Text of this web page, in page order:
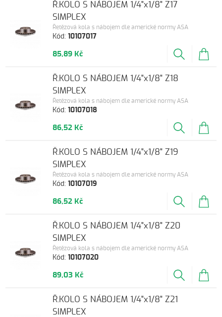
Kód:10107017
Řetězová kola s nábojem dle americké normy ASA
Ř.KOLO S NÁBOJEM 1/4"x1/8" Z17
SIMPLEX
85,89 Kč
Kód:10107018
Řetězová kola s nábojem dle americké normy ASA
Ř.KOLO S NÁBOJEM 1/4"x1/8" Z18
SIMPLEX
86,52 Kč
Kód:10107019
Řetězová kola s nábojem dle americké normy ASA
Ř.KOLO S NÁBOJEM 1/4"x1/8" Z19
SIMPLEX
86,52 Kč
Kód:10107020
Řetězová kola s nábojem dle americké normy ASA
Ř.KOLO S NÁBOJEM 1/4"x1/8" Z20
SIMPLEX
89,03 Kč
Ř.KOLO S NÁBOJEM 1/4"x1/8" Z21
SIMPLEX